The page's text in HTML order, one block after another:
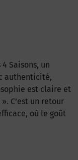
Saisons, un
authenticité,
est claire et
C’est un retour
où le goût